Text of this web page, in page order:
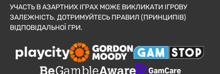
УЧАСТЬ В АЗАРТНИХ ІГРАХ МОЖЕ ВИКЛИКАТИ ІГРОВУ
ЗАЛЕЖНІСТЬ. ДОТРИМУЙТЕСЬ ПРАВИЛ (ПРИНЦИПІВ)
ВІДПОВІДАЛЬНОЇ ГРИ.